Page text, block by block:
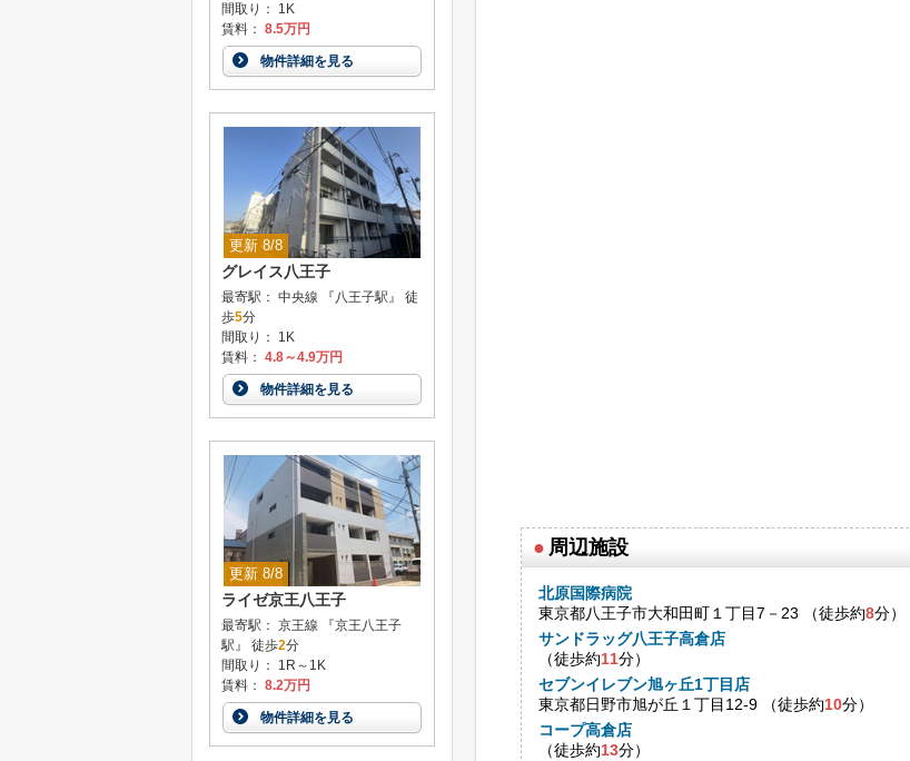
● 周辺施設
北原国際病院
東京都八王子市大和田町１丁目7－23 （徒歩約8分）
サンドラッグ八王子高倉店
（徒歩約11分）
セブンイレブン旭ヶ丘1丁目店
東京都日野市旭が丘１丁目12-9 （徒歩約10分）
コープ高倉店
（徒歩約13分）
間取り： 1K
賃料： 8.5万円
物件詳細を見る
更新 8/8
グレイス八王子
最寄駅： 中央線 『八王子駅』 徒
歩5分
間取り： 1K
賃料： 4.8～4.9万円
物件詳細を見る
更新 8/8
ライゼ京王八王子
最寄駅： 京王線 『京王八王子
駅』 徒歩2分
間取り： 1R～1K
賃料： 8.2万円
物件詳細を見る